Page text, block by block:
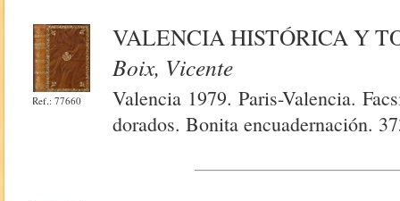
Ref.: 77660
VALENCIA HISTÓRICA Y
Boix, Vicente
Valencia 1979. Paris-Valencia.
dorados. Bonita encuadernación.